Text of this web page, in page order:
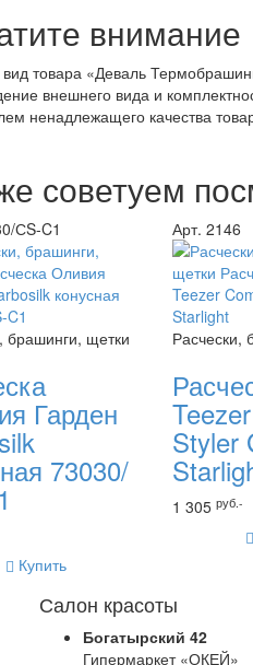
внимание
товара «Деваль
внешнего вида и
ненадлежащего качества
советуем
СS-C1
брашинги, щетки
Гарден
73030/
Купить
Арт. 2146
Расчески,
Styler
1 305 руб.-
Салон красоты
Богатырский 42
Гипермаркет «ОКЕЙ»